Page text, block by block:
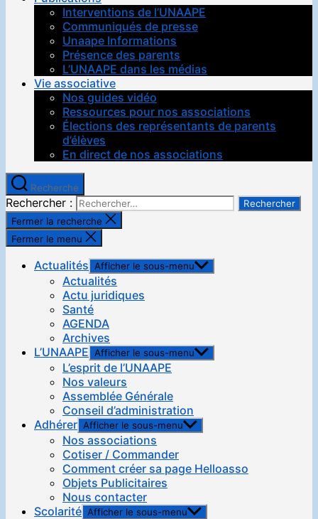
Interventions de l’UNAAPE
Communiqués de presse
Unaape Informations
Présence des parents
L’UNAAPE dans les médias
Vie associative
Nos guides vidéo
Ressources pour nos associations
Élections des représentants de parents
d’élèves
En direct de nos associations
Recherche
Rechercher :
Fermer la recherche
Fermer le menu
Actualités Afficher le sous-menu
Actualités
Actu juridiques
Santé
AGENDA
Archives
L’UNAAPE Afficher le sous-menu
L’esprit de l’UNAAPE
Nos valeurs
Assemblée Générale
Conseil d’administration
Adhérer Afficher le sous-menu
Nos associations
Cotiser / Commander
Comment créer sa page Helloasso
Objets Publicitaires
Nous contacter
Scolarité Afficher le sous-menu